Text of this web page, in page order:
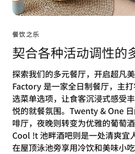
餐饮之乐
契合各种活动调性的
探索我们的多元餐厅，开启超凡
Factory 是一家全日制餐厅，主
选菜单选项，让食客沉浸式感受
悦的就餐氛围。Twenty & One
啡厅，夜晚则转变为优雅的葡萄
Cool !t 池畔酒吧则是一处清爽宜
在屋顶泳池旁享用冷饮和美味小吃